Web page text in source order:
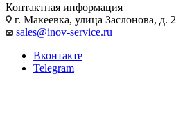
Контактная информация
г. Макеевка, улица Заслонова, д. 2
sales@inov-service.ru
Вконтакте
Telegram